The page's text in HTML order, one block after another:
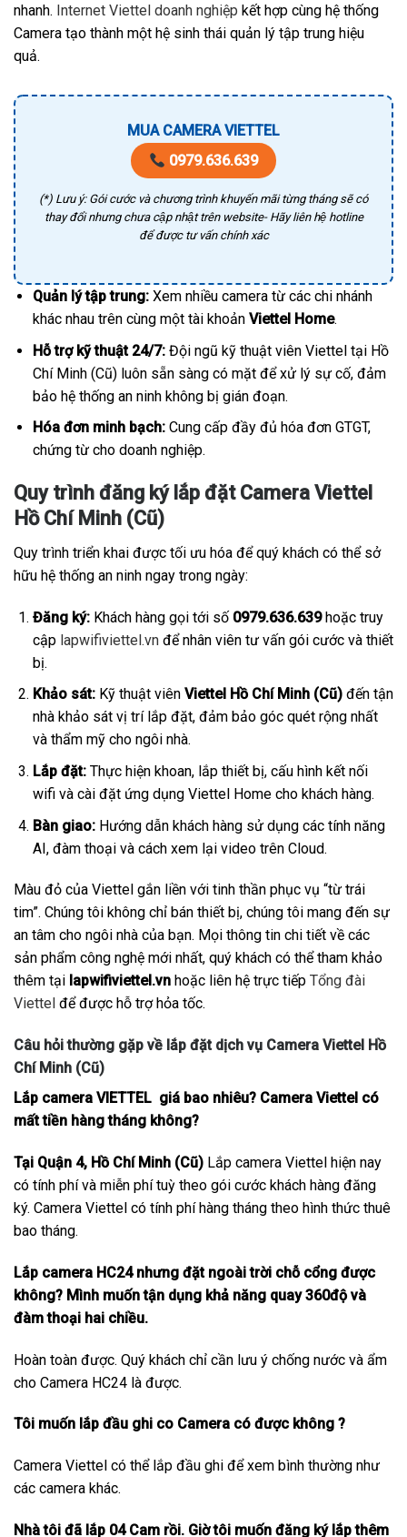
nhanh. Internet Viettel doanh nghiệp kết hợp cùng hệ thống
Camera tạo thành một hệ sinh thái quản lý tập trung hiệu
quả.
MUA CAMERA VIETTEL
0979.636.639
(*) Lưu ý: Gói cước và chương trình khuyến mãi từng tháng sẽ có
thay đổi nhưng chưa cập nhật trên website- Hãy liên hệ hotline
để được tư vấn chính xác
Quản lý tập trung:Xem nhiều camera từ các chi nhánh
khác nhau trên cùng một tài khoản Viettel Home.
Hỗ trợ kỹ thuật 24/7:Đội ngũ kỹ thuật viên Viettel tại Hồ
Chí Minh (Cũ) luôn sẵn sàng có mặt để xử lý sự cố, đảm
bảo hệ thống an ninh không bị gián đoạn.
Hóa đơn minh bạch:Cung cấp đầy đủ hóa đơn GTGT,
chứng từ cho doanh nghiệp.
Quy trình đăng ký lắp đặt Camera Viettel
Hồ Chí Minh (Cũ)
Quy trình triển khai được tối ưu hóa để quý khách có thể sở
hữu hệ thống an ninh ngay trong ngày:
Đăng ký:Khách hàng gọi tới số 0979.636.639hoặc truy
cập lapwifiviettel.vnđể nhân viên tư vấn gói cước và thiết
bị.
Khảo sát:Kỹ thuật viên Viettel Hồ Chí Minh (Cũ)đến tận
nhà khảo sát vị trí lắp đặt, đảm bảo góc quét rộng nhất
và thẩm mỹ cho ngôi nhà.
Lắp đặt:Thực hiện khoan, lắp thiết bị, cấu hình kết nối
wifi và cài đặt ứng dụng Viettel Home cho khách hàng.
Bàn giao:Hướng dẫn khách hàng sử dụng các tính năng
AI, đàm thoại và cách xem lại video trên Cloud.
Màu đỏ của Viettel gắn liền với tinh thần phục vụ “từ trái
tim”. Chúng tôi không chỉ bán thiết bị, chúng tôi mang đến sự
an tâm cho ngôi nhà của bạn. Mọi thông tin chi tiết về các
sản phẩm công nghệ mới nhất, quý khách có thể tham khảo
thêm tại lapwifiviettel.vn hoặc liên hệ trực tiếp Tổng đài
Viettel để được hỗ trợ hỏa tốc.
Câu hỏi thường gặp về lắp đặt dịch vụ Camera Viettel Hồ
Chí Minh (Cũ)
Lắp camera VIETTEL giá bao nhiêu? Camera Viettel có
mất tiền hàng tháng không?
Tại Quận 4, Hồ Chí Minh (Cũ) Lắp camera Viettel hiện nay
có tính phí và miễn phí tuỳ theo gói cước khách hàng đăng
ký. Camera Viettel có tính phí hàng tháng theo hình thức thuê
bao tháng.
Lắp camera HC24 nhưng đặt ngoài trời chỗ cổng được
không? Mình muốn tận dụng khả năng quay 360độ và
đàm thoại hai chiều.
Hoàn toàn được. Quý khách chỉ cần lưu ý chống nước và ẩm
cho Camera HC24 là được.
Tôi muốn lắp đầu ghi co Camera có được không ?
Camera Viettel có thể lắp đầu ghi để xem bình thường như
các camera khác.
Nhà tôi đã lắp 04 Cam rồi. Giờ tôi muốn đăng ký lắp thêm